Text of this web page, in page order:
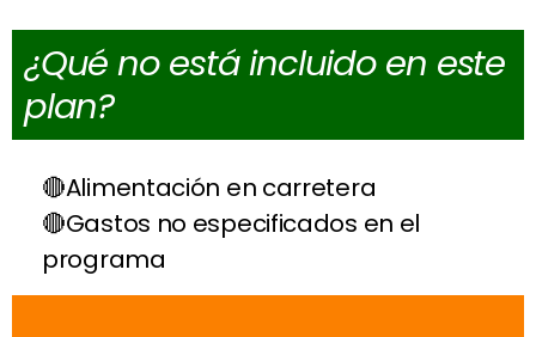
¿Qué no está incluido en este
plan?
Alimentación en carretera
Gastos no especificados en el
programa